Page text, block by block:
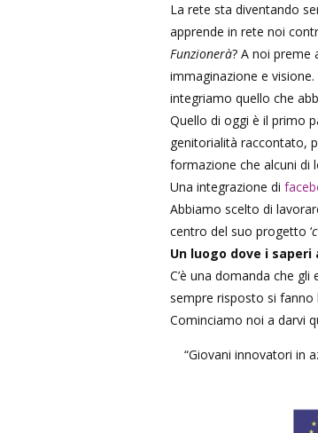
La rete sta diventando
apprende in rete noi
Funzionerà? A noi preme
immaginazione e
integriamo quello che
Quello di oggi è il primo
genitorialità raccontato,
formazione che alcuni di
Una integrazione di
Abbiamo scelto di
centro del suo progetto ‘
Un luogo dove i
C’è una domanda che
sempre risposto si fanno
Cominciamo noi a darvi
“Giovani innovatori in